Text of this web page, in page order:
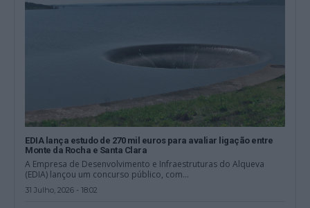
EDIA lança estudo de 270 mil euros para avaliar ligação entre
Monte da Rocha e Santa Clara
A Empresa de Desenvolvimento e Infraestruturas do Alqueva
(EDIA) lançou um concurso público, com...
31 Julho, 2026 - 18:02